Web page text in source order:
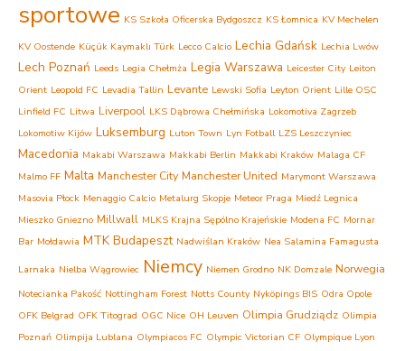
sportowe KS Szkoła Oficerska Bydgoszcz KS Łomnica KV Mechelen
KV Oostende Küçük Kaymaklı Türk Lecco Calcio Lechia Gdańsk Lechia Lwów
Lech Poznań Leeds Legia Chełmża Legia Warszawa Leicester City Leiton
Orient Leopold FC Levadia Tallin Levante Lewski Sofia Leyton Orient Lille OSC
Linfield FC Litwa Liverpool LKS Dąbrowa Chełmińska Lokomotiva Zagrzeb
Lokomotiw Kijów Luksemburg Luton Town Lyn Fotball LZS Leszczyniec
Macedonia Makabi Warszawa Makkabi Berlin Makkabi Kraków Malaga CF
Malmo FF Malta Manchester City Manchester United Marymont Warszawa
Masovia Płock Menaggio Calcio Metalurg Skopje Meteor Praga Miedź Legnica
Mieszko Gniezno Millwall MLKS Krajna Sępólno Krajeńskie Modena FC Mornar
Bar Mołdawia MTK Budapeszt Nadwiślan Kraków Nea Salamina Famagusta
Larnaka Nielba Wągrowiec Niemcy Niemen Grodno NK Domzale Norwegia
Notecianka Pakość Nottingham Forest Notts County Nyköpings BIS Odra Opole
OFK Belgrad OFK Titograd OGC Nice OH Leuven Olimpia Grudziądz Olimpia
Poznań Olimpija Lublana Olympiacos FC Olympic Victorian CF Olympique Lyon